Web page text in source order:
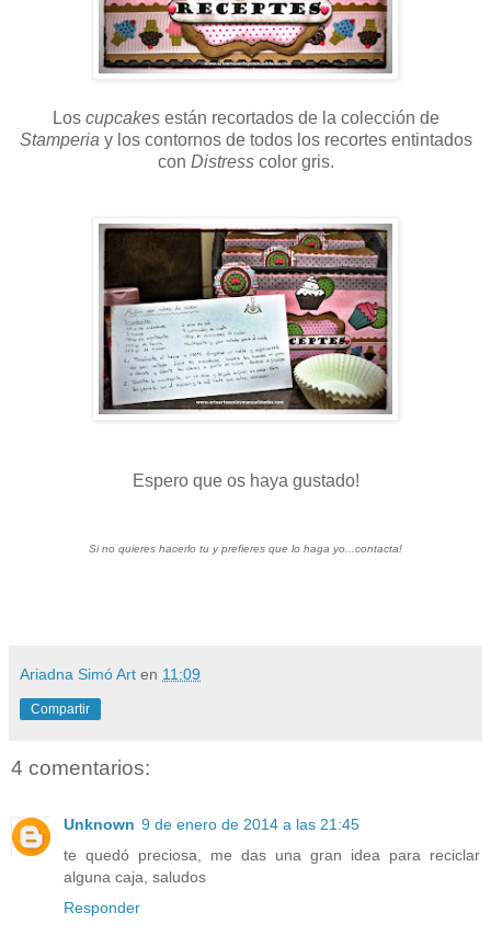
Los cupcakesestán recortados de la colección de
Stamperia y los contornos de todos los recortes entintados
con Distresscolor gris.
Espero que os haya gustado!
Si no quieres hacerlo tu y prefieres que lo haga yo...contacta!
Ariadna Simó Art en 11:09
Compartir
4 comentarios:
Unknown 9 de enero de 2014 a las 21:45
te quedó preciosa, me das una gran idea para reciclar
alguna caja, saludos
Responder